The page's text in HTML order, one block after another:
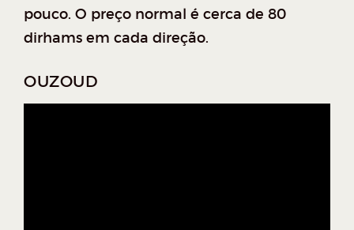
pouco. O preço normal é cerca de 80
dirhams em cada direção.
OUZOUD